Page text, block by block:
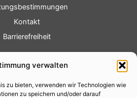
verwalten
zu bieten, verwenden wir Technologien wie
zu speichern und/oder darauf
Kontakt
Barrierefreiheit
Fotoservice
Videoservice